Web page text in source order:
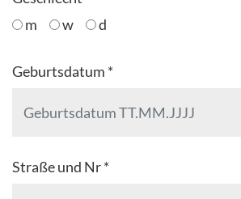
m
w d
Geburtsdatum *
Straße und Nr *